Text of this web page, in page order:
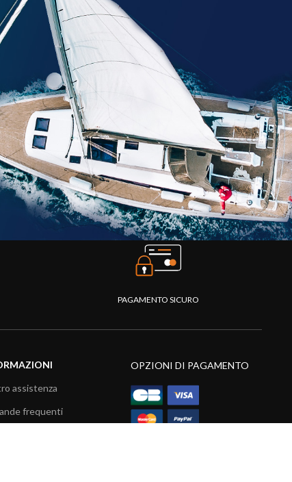
PAGAMENTO SICURO
assistenza
frequenti
OPZIONI DI PAGAMENTO